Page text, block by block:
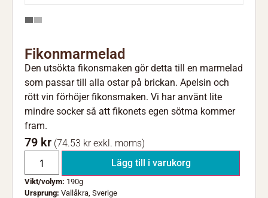
Fikonmarmelad
Den utsökta fikonsmaken gör detta till en marmelad
som passar till alla ostar på brickan. Apelsin och
rött vin förhöjer fikonsmaken. Vi har använt lite
mindre socker så att fikonets egen sötma kommer
fram.
79 kr (74.53 krexkl. moms)
Lägg till i varukorg
Vikt/volym: 190g
Ursprung: Vallåkra, Sverige